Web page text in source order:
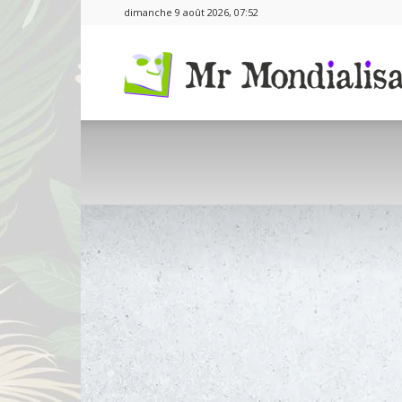
dimanche 9 août 2026, 07:52